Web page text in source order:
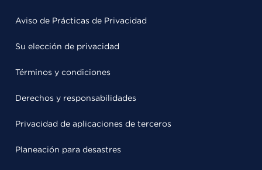
Aviso de Prácticas de Privacidad
Su elección de privacidad
Términos y condiciones
Derechos y responsabilidades
Privacidad de aplicaciones de terceros
Planeación para desastres